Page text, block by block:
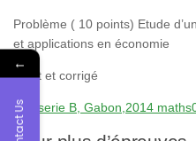
Problème ( 10 points) Etude
et applications en économie
Sujet et corrigé
Bac serie B, Gabon,2014
←
Contact Us